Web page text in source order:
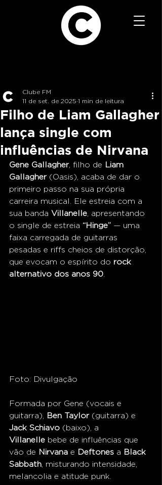
Filho de Liam Gallagher
lança single com
influências de Nirvana
Clube FM
11 de set. de 2025 1 min de leitura
Gene Gallagher, filho de Liam
Gallagher (Oasis), acaba de dar o
primeiro passo na sua própria
carreira musical. Ele estreia com a
sua banda Villanelle , apresentando
o single de estreia “Hinge” — uma
faixa carregada de guitarras
pesadas e riffs cheios de distorção,
que evocam o espírito do rock
alternativo dos anos 90
Foto: Divulgação
Formada por Gene (vocais e
guitarra),
Ben Taylor (guitarra) e
Jack Schiavo (baixo), a
Villanelle bebe de influências que
vão de Nirvana e Deftones a Black
Sabbath , misturando intensidade,
melancolia e atitude punk.